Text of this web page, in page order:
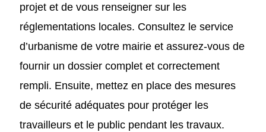
projet et de vous renseigner sur les
réglementations locales. Consultez le service
d’urbanisme de votre mairie et assurez-vous de
fournir un dossier complet et correctement
rempli. Ensuite, mettez en place des mesures
de sécurité adéquates pour protéger les
travailleurs et le public pendant les travaux.